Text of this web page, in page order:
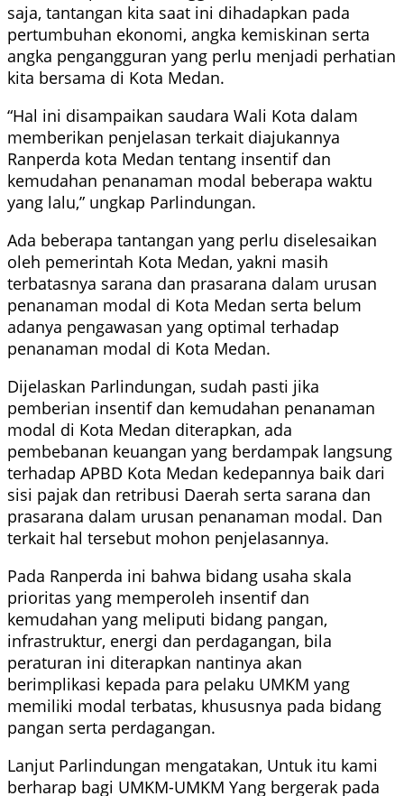
saja, tantangan kita saat ini dihadapkan pada
pertumbuhan ekonomi, angka kemiskinan serta
angka pengangguran yang perlu menjadi perhatian
kita bersama di Kota Medan.
“Hal ini disampaikan saudara Wali Kota dalam
memberikan penjelasan terkait diajukannya
Ranperda kota Medan tentang insentif dan
kemudahan penanaman modal beberapa waktu
yang lalu,” ungkap Parlindungan.
Ada beberapa tantangan yang perlu diselesaikan
oleh pemerintah Kota Medan, yakni masih
terbatasnya sarana dan prasarana dalam urusan
penanaman modal di Kota Medan serta belum
adanya pengawasan yang optimal terhadap
penanaman modal di Kota Medan.
Dijelaskan Parlindungan, sudah pasti jika
pemberian insentif dan kemudahan penanaman
modal di Kota Medan diterapkan, ada
pembebanan keuangan yang berdampak langsung
terhadap APBD Kota Medan kedepannya baik dari
sisi pajak dan retribusi Daerah serta sarana dan
prasarana dalam urusan penanaman modal. Dan
terkait hal tersebut mohon penjelasannya.
Pada Ranperda ini bahwa bidang usaha skala
prioritas yang memperoleh insentif dan
kemudahan yang meliputi bidang pangan,
infrastruktur, energi dan perdagangan, bila
peraturan ini diterapkan nantinya akan
berimplikasi kepada para pelaku UMKM yang
memiliki modal terbatas, khususnya pada bidang
pangan serta perdagangan.
Lanjut Parlindungan mengatakan, Untuk itu kami
berharap bagi UMKM-UMKM Yang bergerak pada